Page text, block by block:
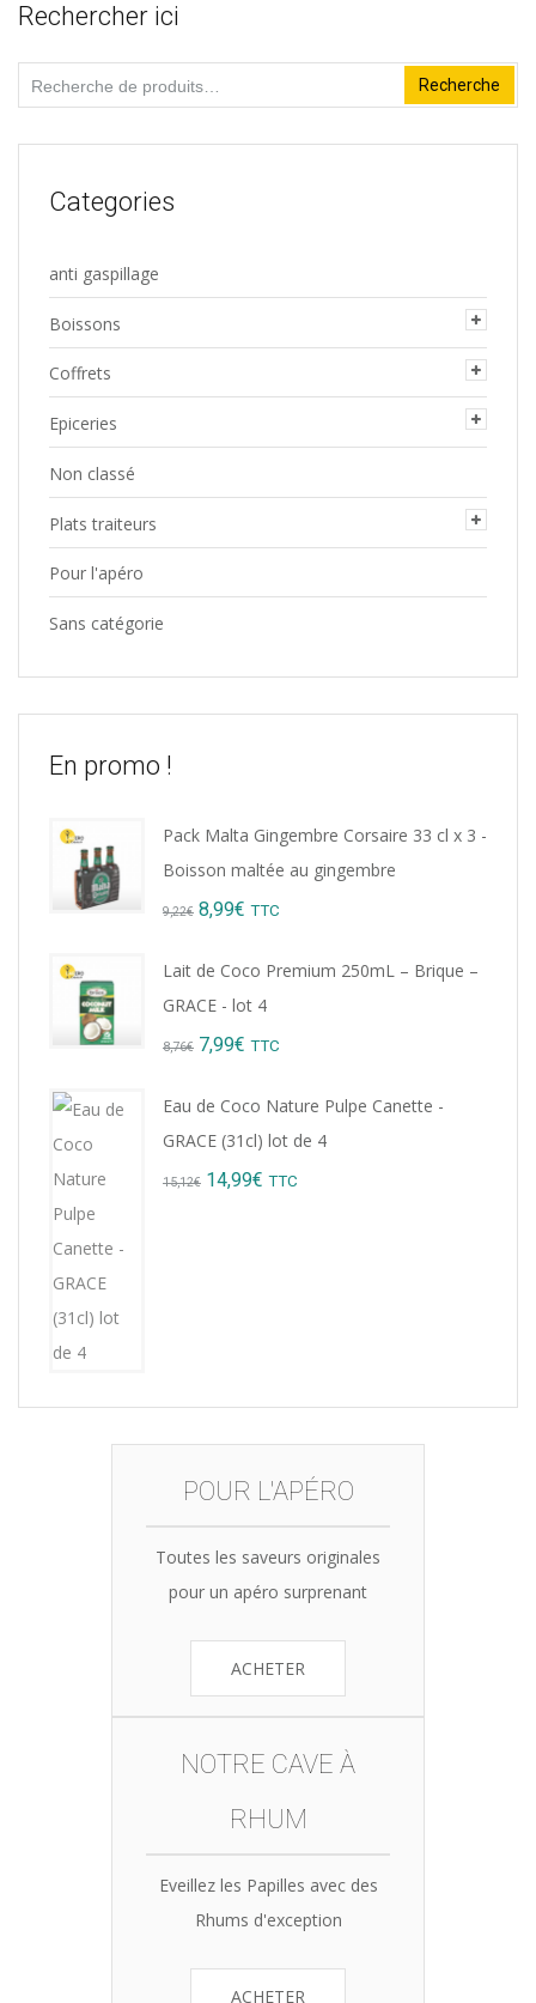
Rechercher ici
Recherche
pour :
Recherche
Categories
anti gaspillage
Boissons
Coffrets
Epiceries
Non classé
Plats traiteurs
Pour l'apéro
Sans catégorie
En promo !
Pack Malta Gingembre Corsaire 33 cl x 3 -
Boisson maltée au gingembre
9,22€ Original
8,99€ Current
TTC
Lait de Coco Premium 250mL – Brique –
GRACE - lot 4
8,76€ Original
7,99€ Current
TTC
Eau de Coco Nature Pulpe Canette -
GRACE (31cl) lot de 4
15,12€ Original
14,99€ Current
TTC
POUR L'APÉRO
Toutes les saveurs originales
pour un apéro surprenant
ACHETER
NOTRE CAVE À
RHUM
Eveillez les Papilles avec des
Rhums d'exception
ACHETER